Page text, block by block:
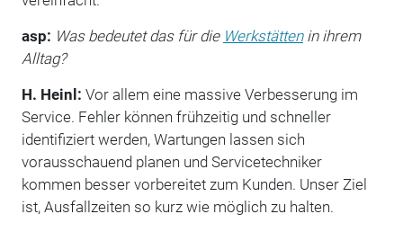
asp: Was bedeutet das für die Werkstättenin ihrem
Alltag?
H. Heinl: Vor allem eine massive Verbesserung im
Service. Fehler können frühzeitig und schneller
identifiziert werden, Wartungen lassen sich
vorausschauend planen und Servicetechniker
kommen besser vorbereitet zum Kunden. Unser Ziel
ist, Ausfallzeiten so kurz wie möglich zu halten.